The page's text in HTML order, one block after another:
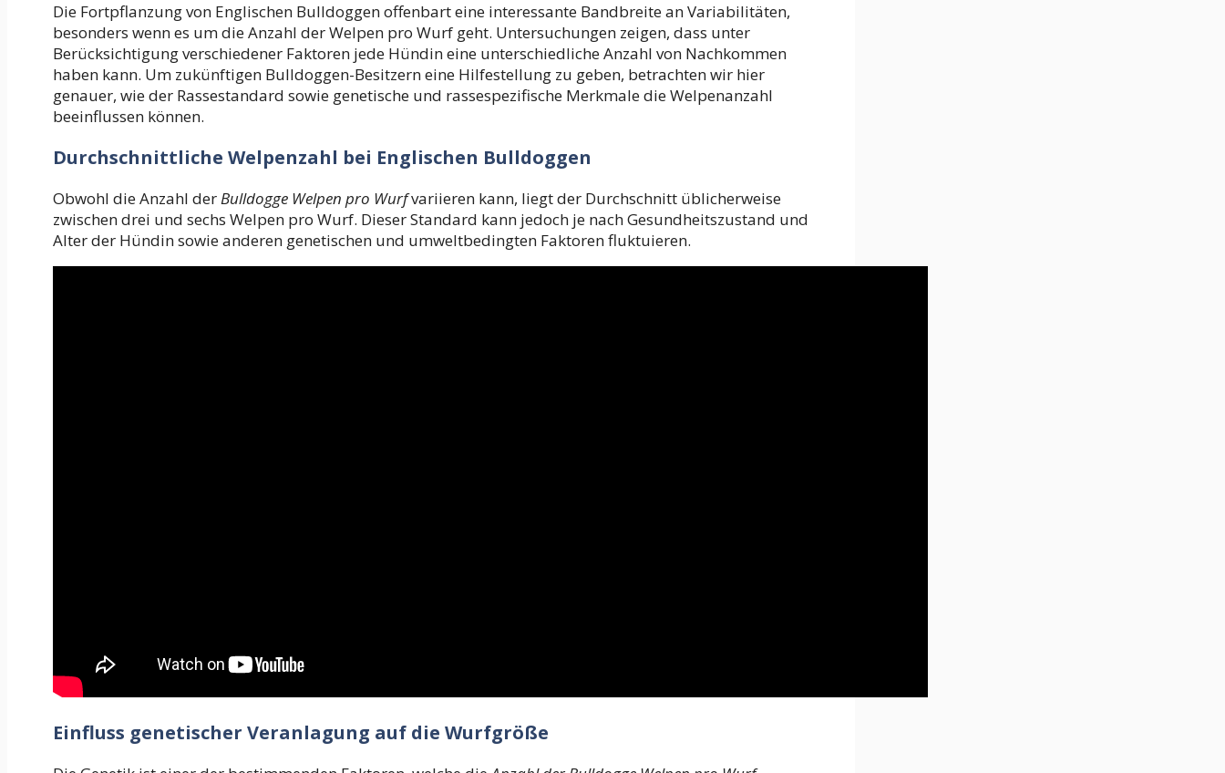
Die Fortpflanzung von Englischen Bulldoggen offenbart eine interessante Bandbreite an Variabilitäten,
besonders wenn es um die Anzahl der Welpen pro Wurf geht. Untersuchungen zeigen, dass unter
Berücksichtigung verschiedener Faktoren jede Hündin eine unterschiedliche Anzahl von Nachkommen
haben kann. Um zukünftigen Bulldoggen-Besitzern eine Hilfestellung zu geben, betrachten wir hier
genauer, wie der Rassestandard sowie genetische und rassespezifische Merkmale die Welpenanzahl
beeinflussen können.
Durchschnittliche Welpenzahl bei Englischen Bulldoggen
Obwohl die Anzahl derBulldogge Welpen pro Wurfvariieren kann, liegt der Durchschnitt üblicherweise
zwischen drei und sechs Welpen pro Wurf. Dieser Standard kann jedoch je nach Gesundheitszustand und
Alter der Hündin sowie anderen genetischen und umweltbedingten Faktoren fluktuieren.
Einfluss genetischer Veranlagung auf die Wurfgröße